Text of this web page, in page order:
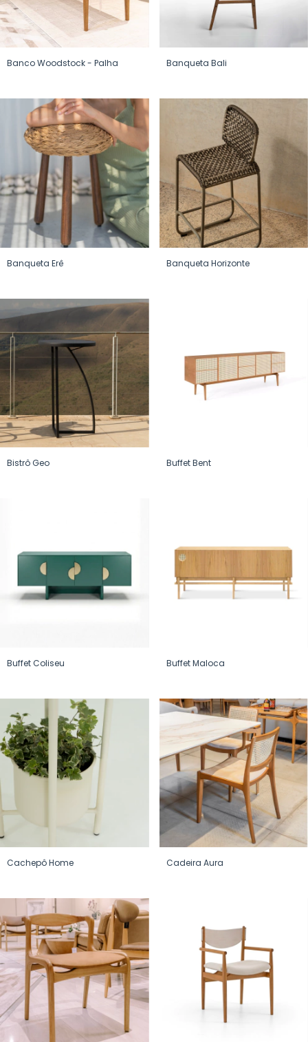
Banco Woodstock - Palha Banqueta Bali
Banqueta Erê Banqueta Horizonte
Bistrô Geo Buffet Bent
Buffet Coliseu Buffet Maloca
Cachepô Home Cadeira Aura